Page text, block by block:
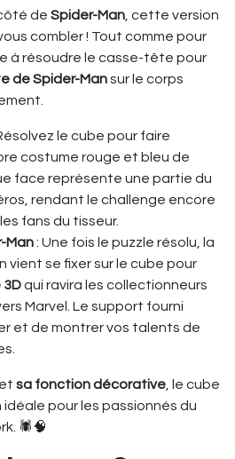
de Spider-Man , cette version
combler ! Tout comme pour
à résoudre le casse-tête pour
de Spider-Mansur le corps
le cube pour faire
costume rouge et bleu de
face représente une partie du
rendant le challenge encore
fans du tisseur.
Man: Une fois le puzzle résolu, la
vient se fixer sur le cube pour
3Dqui ravira les collectionneurs
Marvel. Le support fourni
et de montrer vos talents de
et sa fonction décorative , le cube
pour les passionnés du
🕷️🧠